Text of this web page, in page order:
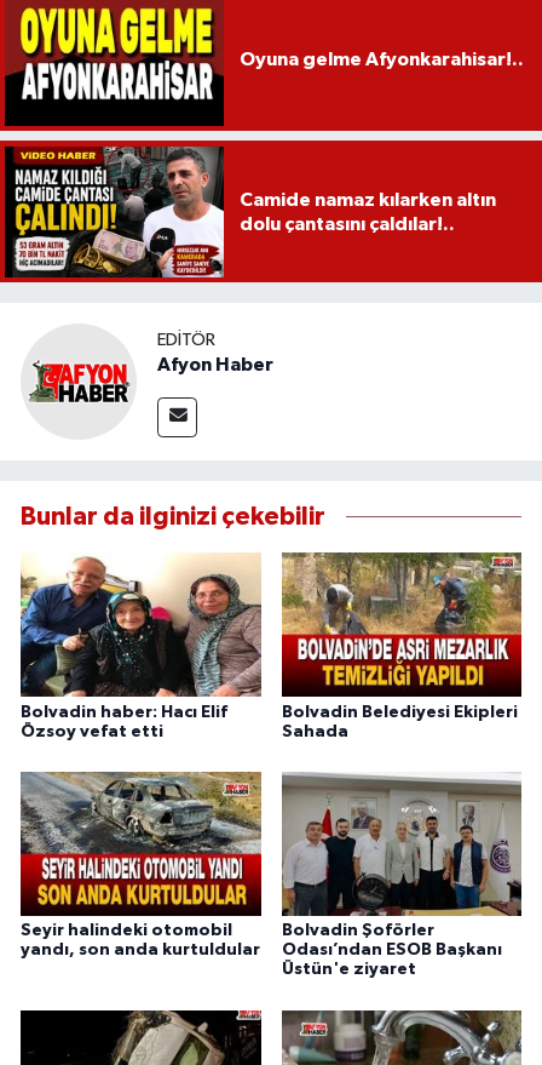
Oyuna gelme Afyonkarahisar!..
Camide namaz kılarken altın
dolu çantasını çaldılar!..
EDITÖR
Afyon Haber
Bunlar da ilginizi çekebilir
Bolvadin haber: Hacı Elif
Özsoy vefat etti
Bolvadin Belediyesi Ekipleri
Sahada
Seyir halindeki otomobil
yandı, son anda kurtuldular
Bolvadin Şoförler
Odası’ndan ESOB Başkanı
Üstün'e ziyaret